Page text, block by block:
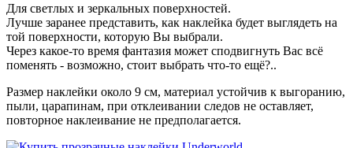
Для светлых и зеркальных поверхностей.
Лучше заранее представить, как наклейка будет выглядеть на
той поверхности, которую Вы выбрали.
Через какое-то время фантазия может сподвигнуть Вас всё
поменять - возможно, стоит выбрать что-то ещё?..
Размер наклейки около 9 см, материал устойчив к выгоранию,
пыли, царапинам, при отклеивании следов не оставляет,
повторное наклеивание не предполагается.